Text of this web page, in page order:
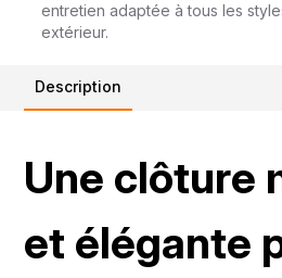
entretien adaptée à tous les
extérieur.
Description
Une clôture
et élégante